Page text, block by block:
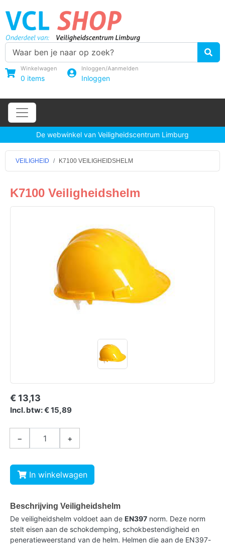
Winkelwagen
0 items
Inloggen/Aanmelden
Inloggen
De webwinkel van Veiligheidscentrum Limburg
VEILIGHEID K7100 VEILIGHEIDSHELM
K7100 Veiligheidshelm
€ 13,13
Incl. btw: € 15,89
− +
In winkelwagen
Beschrijving Veiligheidshelm
De veiligheidshelm voldoet aan de EN397 norm. Deze norm
stelt eisen aan de schokdemping, schokbestendigheid en
peneratieweerstand van de helm. Helmen die aan de EN397-